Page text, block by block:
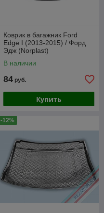
Коврик в багажник Ford
Edge I (2013-2015) / Форд
Эдж (Norplast)
В наличии
84 руб.
Купить
-12%